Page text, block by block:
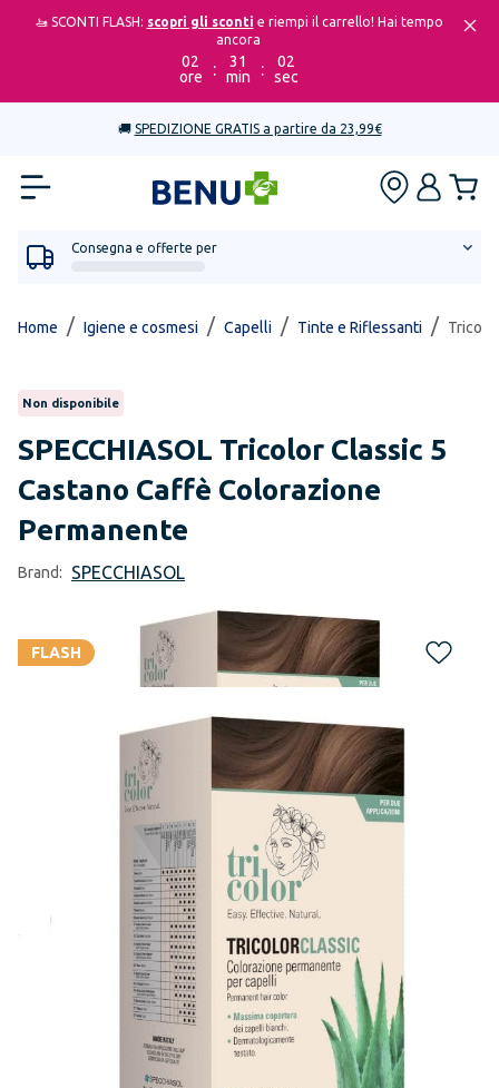
🚤 SCONTI FLASH: scopri gli sconti e riempi il carrello! Hai tempo
ancora
02
ore
:
31
min
:
02
sec
🚚 SPEDIZIONE GRATIS a partire da 23,99€
Consegna e offerte per
Home / Igiene e cosmesi / Capelli / Tinte e Riflessanti /
Non disponibile
SPECCHIASOL Tricolor Classic 5
Castano Caffè Colorazione
Permanente
Brand: SPECCHIASOL
FLASH